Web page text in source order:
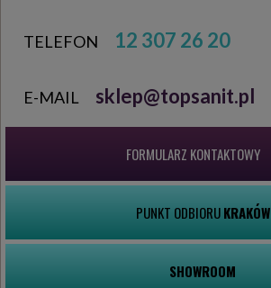
TELEFON 12 307 26 20
E-MAIL sklep@topsanit.pl
FORMULARZ KONTAKTOWY
PUNKT ODBIORUKRAKÓW
SHOWROOM